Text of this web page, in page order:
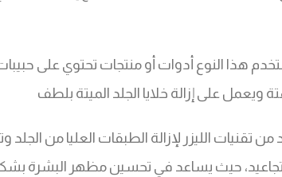
هذا النوع أدوات أو منتجات تحتوي على
ويعمل على إزالة خلايا الجلد الميتة بلطف
تقنيات الليزر لإزالة الطبقات العليا من
حيث يساعد في تحسين مظهر البشرة